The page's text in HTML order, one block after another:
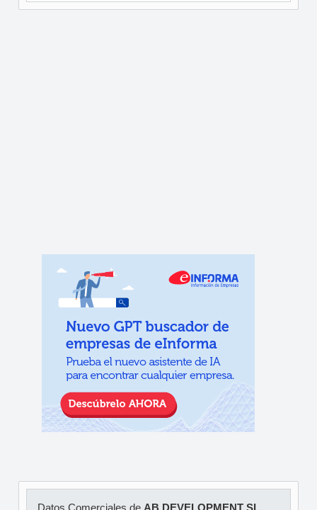
Datos Comerciales de AB DEVELOPMENT SL.